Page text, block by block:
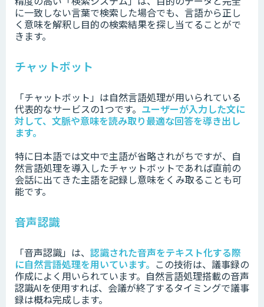
に一致しない言葉で検索した場合でも、言語から正し
く意味を解釈し目的の検索結果を探し当てることがで
きます。
チャットボット
「チャットボット」は自然言語処理が用いられている
代表的なサービスの1つです。 ユーザーが入力した文に
対して、文脈や意味を読み取り最適な回答を導き出し
ます。
特に日本語では文中で主語が省略されがちですが、自
然言語処理を導入したチャットボットであれば直前の
会話に出てきた主語を記録し意味をくみ取ることも可
能です。
音声認識
「音声認識」は、 認識された音声をテキスト化する際
に自然言語処理を用いています。 この技術は、議事録の
作成によく用いられています。自然言語処理搭載の音声
認識AIを使用すれば、会議が終了するタイミングで議事
録は概ね完成します。